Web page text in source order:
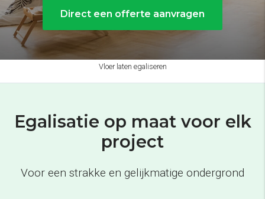
Direct een offerte aanvragen
Vloer laten egaliseren
Egalisatie op maat voor elk
project
Voor een strakke en gelijkmatige ondergrond